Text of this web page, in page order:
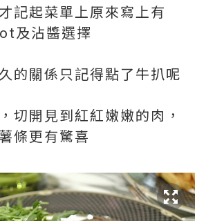
記起菜單上原來寫上有
及沾醬選擇
的關係只記得點了牛扒呢
切開見到紅紅嫩嫩的肉，
條更有驚喜